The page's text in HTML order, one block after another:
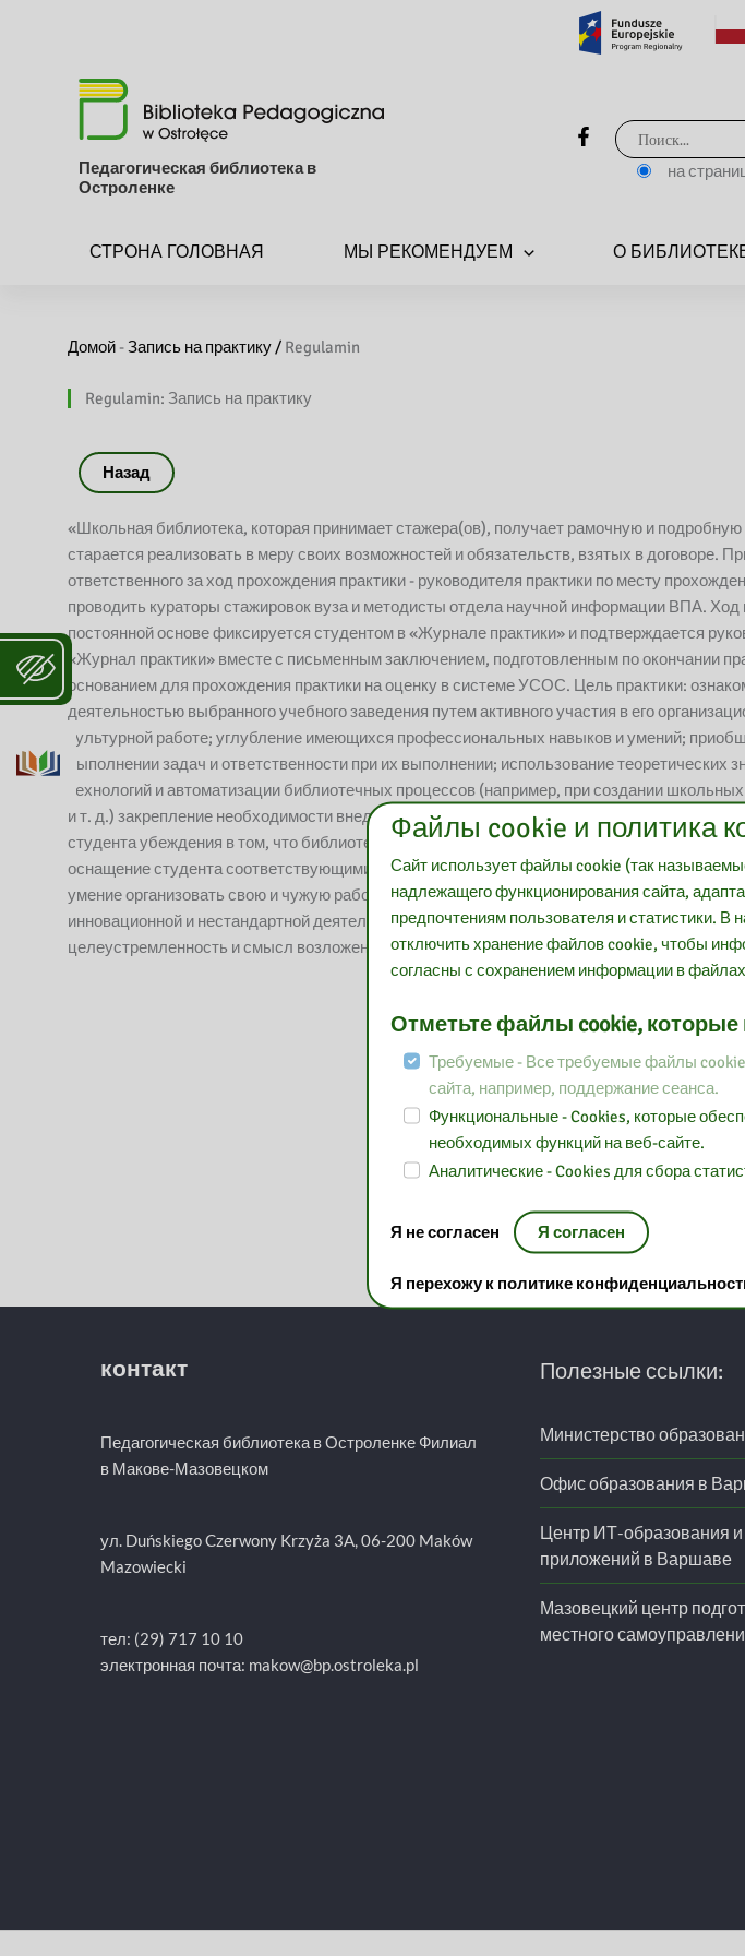
Педагогическая библиотека в
Остроленке
Поиск:
на
СТРОНА ГОЛОВНАЯ МЫ РЕКОМЕНДУЕМ О
Домой -Запись на практику / Regulamin
Regulamin: Запись на практику
Назад
«Школьная библиотека, которая принимает стажера(ов), получает рамочную и
старается реализовать в меру своих возможностей и обязательств, взятых в договоре.
ответственного за ход прохождения практики - руководителя практики по месту
проводить кураторы стажировок вуза и методисты отдела научной информации ВПА. Ход
постоянной основе фиксируется студентом в «Журнале практики» и подтверждается
«Журнал практики» вместе с письменным заключением, подготовленным по окончании
основанием для прохождения практики на оценку в системе УСОС. Цель практики:
деятельностью выбранного учебного заведения путем активного участия в его
культурной работе; углубление имеющихся профессиональных навыков и умений;
выполнении задач и ответственности при их выполнении; использование теоретических
технологий и автоматизации библиотечных процессов (например, при создании
и т. д.) закрепление необходимости внедрения новых информационных услуг и
студента убеждения в том, что библиотекарь должен обладать высокой
оснащение студента соответствующими компетенциями (коммуникация, информатика,
умение организовать свою и чужую работу, сотрудничество с пользователем,
инновационной и нестандартной деятельности, формирование компетенций самих
целеустремленность и смысл возложенных задач и подтверждая правильность
контакт
Педагогическая библиотека в Остроленке Филиал
в Макове-Мазовецком
ул. Duńskiego Czerwony Krzyża 3A, 06-200 Maków
Mazowiecki
тел: (29) 717 10 10
электронная почта: makow@bp.ostroleka.pl
Полезные ссылки:
Министерство
Офис образования в
Центр ИТ-образования
приложений в Варшаве
Мазовецкий центр
местного
Файлы cookie и политика
Сайт использует файлы cookie (так
надлежащего функционирования сайта,
предпочтениям пользователя и статистики. В
отключить хранение файлов cookie, чтобы
согласны с сохранением информации в
Отметьте файлы cookie,
Требуемые - Все требуемые файлы
сайта, например, поддержание сеанса.
Функциональные - Cookies, которые
необходимых функций на веб-сайте.
Аналитические - Cookies для сбора
Я не согласен Я согласен
Я перехожу к политике